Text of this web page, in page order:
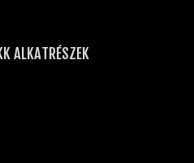
ALKATRÉSZEK